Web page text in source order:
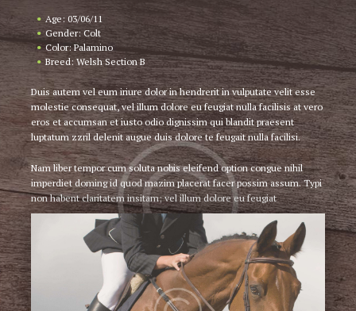
Age: 03/06/11
Gender: Colt
Color: Palamino
Breed: Welsh Section B
Duis autem vel eum iriure dolor in hendrerit in vulputate velit esse
molestie consequat, vel illum dolore eu feugiat nulla facilisis at vero
eros et accumsan et iusto odio dignissim qui blandit praesent
luptatum zzril delenit augue duis dolore te feugait nulla facilisi.
Nam liber tempor cum soluta nobis eleifend option congue nihil
imperdiet doming id quod mazim placerat facer possim assum. Typi
non habent claritatem insitam; vel illum dolore eu feugiat